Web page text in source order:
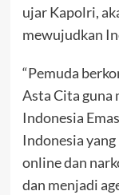
ujar Kapolri,
mewujudkan
“Pemuda
Asta Cita guna
Indonesia
Indonesia
online dan
dan menjadi